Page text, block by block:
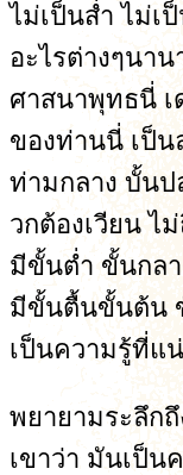
ไม่เป็นส่ำ ไม่เ
อะไรต่างๆนา
ศาสนาพุทธนี่
ของท่านนี่ เป็น
ท่ามกลาง บั้นป
วกต้องเวียน ไ
มีขั้นต่ำ ขั้นกลา
มีขั้นตื้นขั้นต้น
เป็นความรู้ที่แ
พยายามระลึก
เขาว่า มันเป็น